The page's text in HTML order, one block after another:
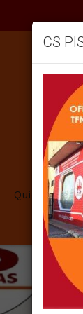
Quienes
CS